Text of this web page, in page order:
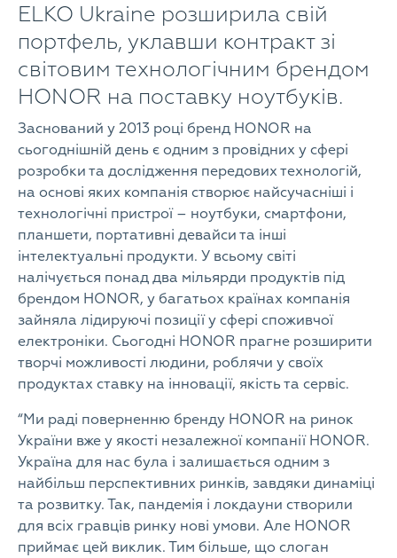
ELKO Ukraine розширила свій
портфель, уклавши контракт зі
світовим технологічним брендом
HONOR на поставку ноутбуків.
Заснований у 2013 році бренд HONOR на
сьогоднішній день є одним з провідних у сфері
розробки та дослідження передових технологій,
на основі яких компанія створює найсучасніші і
технологічні пристрої – ноутбуки, смартфони,
планшети, портативні девайси та інші
інтелектуальні продукти. У всьому світі
налічується понад два мільярди продуктів під
брендом HONOR, у багатьох країнах компанія
зайняла лідируючі позиції у сфері споживчої
електроніки. Сьогодні HONOR прагне розширити
творчі можливості людини, роблячи у своїх
продуктах ставку на інновації, якість та сервіс.
“Ми раді поверненню бренду HONOR на ринок
України вже у якості незалежної компанії HONOR.
Україна для нас була і залишається одним з
найбільш перспективних ринків, завдяки динаміці
та розвитку. Так, пандемія і локдауни створили
для всіх гравців ринку нові умови. Але HONOR
приймає цей виклик. Тим більше, що слоган